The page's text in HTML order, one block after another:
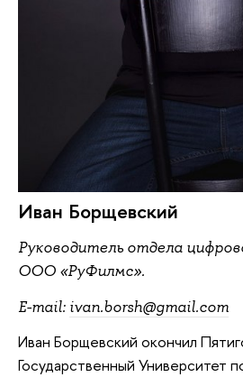
Иван Борщевский
Руководитель отдела
ООО «РуФилмс».
E-mail: ivan.borsh@gmail.com
Иван Борщевский окончил
Государственный Университет